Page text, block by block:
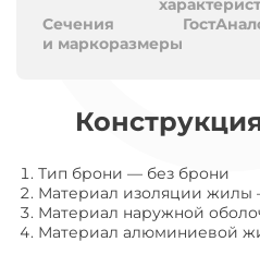
Сечения
и маркоразмеры
Гост
Тип брони — без брони
Материал изоляции жилы
Материал наружной
Материал алюминиевой